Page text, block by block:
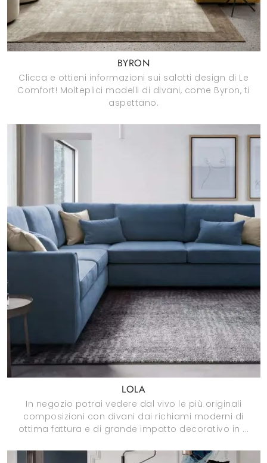
BYRON
Clicca e ottieni informazioni sui salotti design di Le
Comfort! Molteplici modelli di divani, come Byron, ti
aspettano.
LOLA
In negozio potrai vedere dal vivo le più originali
composizioni con divani dai richiami moderni di
ottima fattura e di grande impatto decorativo in ...